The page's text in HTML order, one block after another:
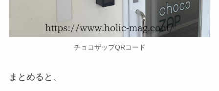
チョコザップQRコード
まとめると、